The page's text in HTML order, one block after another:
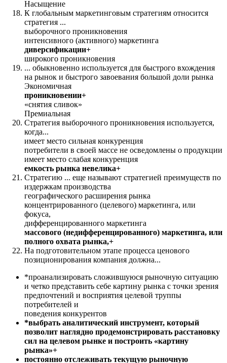
Насыщение
К глобальным маркетинговым стратегиям относится
стратегия ...
выборочного проникновения
интенсивного (активного) маркетинга
диверсификации+
широкого проникновения
... обыкновенно используется для быстрого вхождения
на рынок и быстрого завоевания большой доли рынка
Экономичная
проникновении+
«снятия сливок»
Премиальная
Стратегия выборочного проникновения используется,
когда...
имеет место сильная конкуренция
потребители в своей массе не осведомлены о продукции
имеет место слабая конкуренция
емкость рынка невелика+
Стратегию ... еще называют стратегией преимуществ по
издержкам производства
географического расширения рынка
концентрированного (целевого) маркетинга, или
фокуса,
дифференцированного маркетинга
массового (недифференцированного) маркетинга, или
полного охвата рынка,+
На подготовительном этапе процесса ценового
позиционирования компания должна...
*проанализировать сложившуюся рыночную ситуацию
и четко представить себе картину рынка с точки зрения
предпочтений и восприятия целевой труппы
потребителей и
поведения конкурентов
*выбрать аналитический инструмент, который
позволит наглядно продемонстрировать расстановку
сил на целевом рынке и построить «картину
рынка»+
постоянно отслеживать текущую рыночную